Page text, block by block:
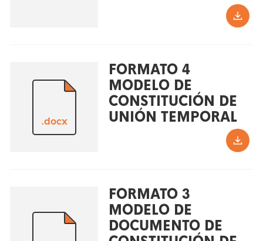
.docx
FORMATO 4
MODELO DE
CONSTITUCIÓN DE
UNIÓN TEMPORAL
FORMATO 3
MODELO DE
DOCUMENTO DE